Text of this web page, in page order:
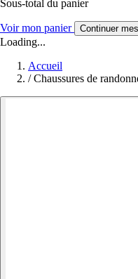
Sous-total du panier
Voir mon panier Continuer
Loading...
Accueil
/ Chaussures de